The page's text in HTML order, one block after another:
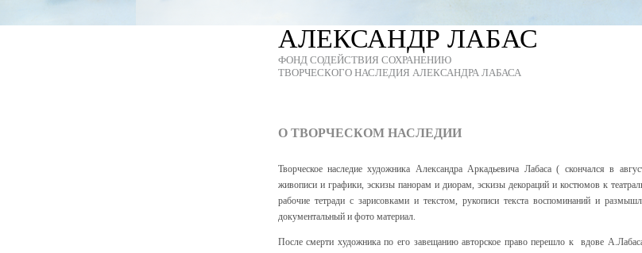
АЛЕКСАНДР ЛАБАС
ФОНД СОДЕЙСТВИЯ СОХРАНЕНИЮ
ТВОРЧЕСКОГО НАСЛЕДИЯ АЛЕКСАНДРА ЛАБАСА
О ТВОРЧЕСКОМ НАСЛЕДИИ
Творческое наследие художника Александра Аркадьевича Лабаса ( скончался в
живописи и графики, эскизы панорам и диорам, эскизы декораций и костюмов к
рабочие тетради с зарисовками и текстом, рукописи текста воспоминаний и
документальный и фото материал.
После смерти художника по его завещанию авторское право перешло к вдове